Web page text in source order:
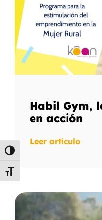
Alternar alto contraste
Alternar tamaño de letra
Habil Gym,
en acción
Leer artículo